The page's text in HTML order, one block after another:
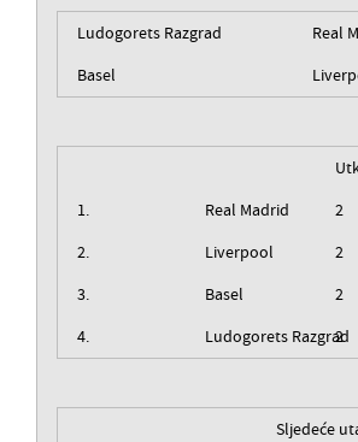
Ludogorets Razgrad
Real
Basel
1.
Real Madrid 2
2.
Liverpool 2
3.
Basel 2
4.
Ludogorets Razgrad
2
Sljedeće